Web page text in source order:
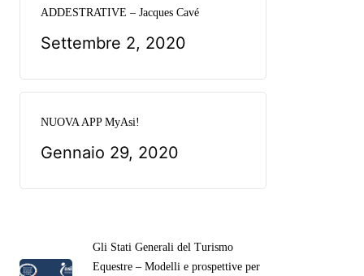
ADDESTRATIVE – Jacques Cavé
Settembre 2, 2020
NUOVA APP MyAsi!
Gennaio 29, 2020
Gli Stati Generali del Turismo
Equestre – Modelli e prospettive per